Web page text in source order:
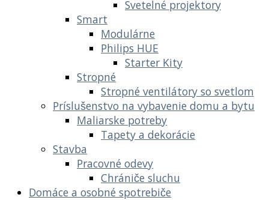
Svetelné projektory
Smart
Modulárne
Philips HUE
Starter Kity
Stropné
Stropné ventilátory so svetlom
Príslušenstvo na vybavenie domu a bytu
Maliarske potreby
Tapety a dekorácie
Stavba
Pracovné odevy
Chrániče sluchu
Domáce a osobné spotrebiče